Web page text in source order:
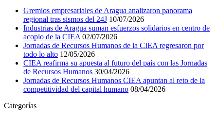
Gremios empresariales de Aragua analizaron panorama
regional tras sismos del 24J 10/07/2026
Industrias de Aragua suman esfuerzos solidarios en centro de
acopio de la CIEA 02/07/2026
Jornadas de Recursos Humanos de la CIEA regresaron por
todo lo alto 12/05/2026
CIEA reafirma su apuesta al futuro del país con las Jornadas
de Recursos Humanos 30/04/2026
Jornadas de Recursos Humanos CIEA apuntan al reto de la
competitividad del capital humano 08/04/2026
Categorías